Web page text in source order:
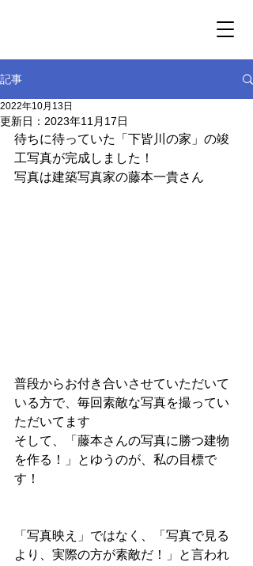
記事
2022年10月13日
更新日： 2023年11月17日
待ちに待っていた「下皆川の家」の竣
工写真が完成しました！
写真は建築写真家の藤本一貴さん
普段からお付き合いさせていただいて
いる方で、毎回素敵な写真を撮ってい
ただいてます
そして、「藤本さんの写真に勝つ建物
を作る！」とゆうのが、私の目標で
す！
「写真映え」ではなく、「写真で見る
より、実際の方が素敵だ！」と言われ